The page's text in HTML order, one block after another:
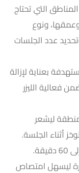
التي تحتاج
ونوع
عدد الجلسات
بعناية لإزالة
فعالية الليزر
ليشعر
أثناء الجلسة.
ليسهل امتصاص